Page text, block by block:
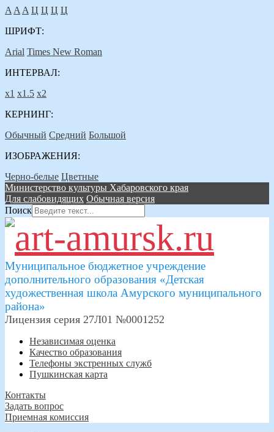
A A A Ц Ц Ц Ц
ШРИФТ:
Arial Times New Roman
ИНТЕРВАЛ:
х1 х1.5 х2
КЕРНИНГ:
Обычный Средний Большой
ИЗОБРАЖЕНИЯ:
Черно-белые Цветные
Министерство культуры Хабаровского края
Для слабовидящих Обычная версия
Поиск
Муниципальное бюджетное учреждение
дополнительного образования «Детская
художественная школа Амурского муниципального
района»
Лицензия серия 27Л01 №0001252
Независимая оценка
Качество образования
Телефоны экстренных служб
Пушкинская карта
Контакты
Задать вопрос
Приемная комиссия